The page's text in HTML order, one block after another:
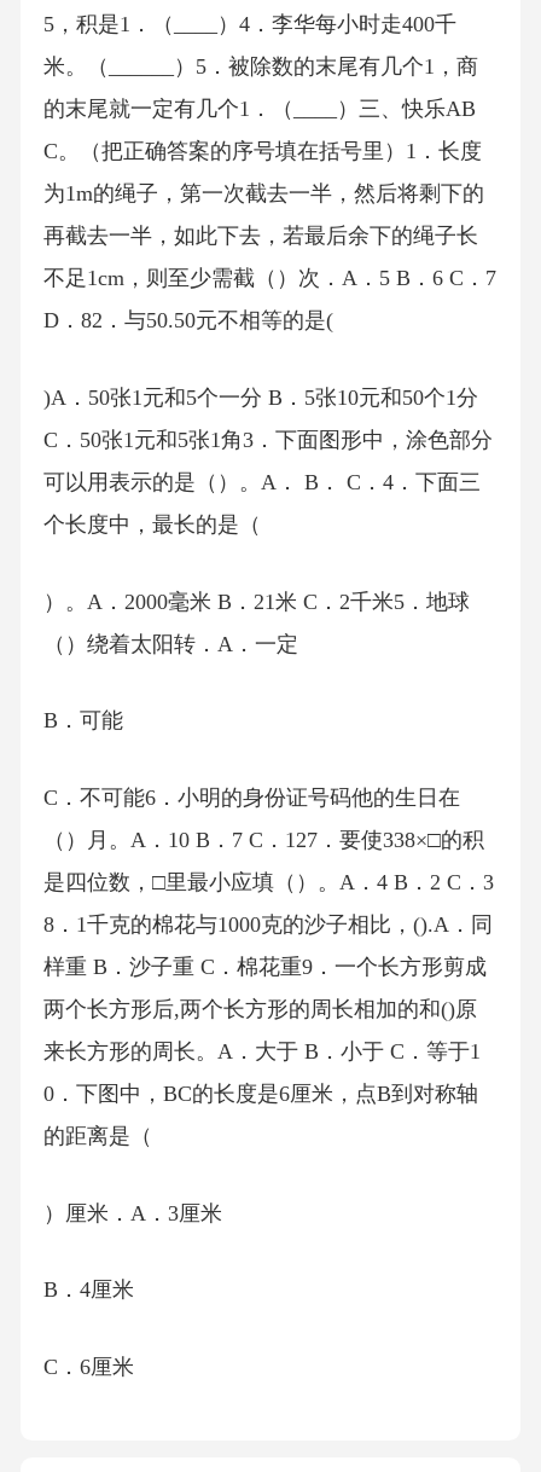
5，积是1．（____）4．李华每小时走400千
米。（______）5．被除数的末尾有几个1，商
的末尾就一定有几个1．（____）三、快乐AB
C。（把正确答案的序号填在括号里）1．长度
为1m的绳子，第一次截去一半，然后将剩下的
再截去一半，如此下去，若最后余下的绳子长
不足1cm，则至少需截（）次．A．5 B．6 C．7
D．82．与50.50元不相等的是(
)A．50张1元和5个一分 B．5张10元和50个1分
C．50张1元和5张1角3．下面图形中，涂色部分
可以用表示的是（）。A． B． C．4．下面三
个长度中，最长的是（
）。A．2000毫米 B．21米 C．2千米5．地球
（）绕着太阳转．A．一定
B．可能
C．不可能6．小明的身份证号码他的生日在
（）月。A．10 B．7 C．127．要使338×□的积
是四位数，□里最小应填（）。A．4 B．2 C．3
8．1千克的棉花与1000克的沙子相比，().A．同
样重 B．沙子重 C．棉花重9．一个长方形剪成
两个长方形后,两个长方形的周长相加的和()原
来长方形的周长。A．大于 B．小于 C．等于1
0．下图中，BC的长度是6厘米，点B到对称轴
的距离是（
）厘米．A．3厘米
B．4厘米
C．6厘米